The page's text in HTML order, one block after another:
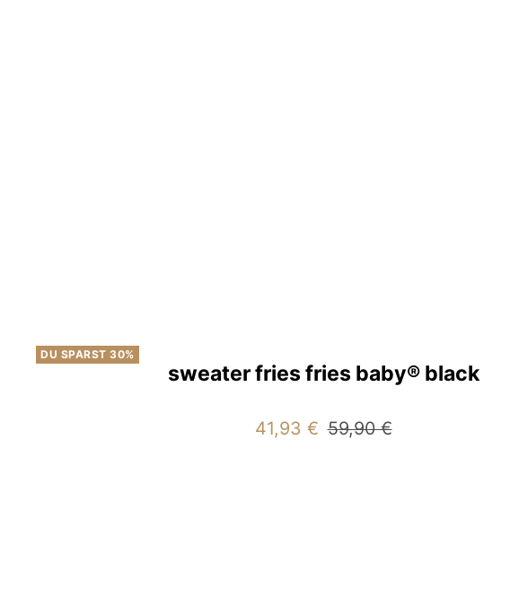
DU SPARST 30%
sweater fries fries baby® black
Angebotspreis
41,93 € Regulärer
59,90 €